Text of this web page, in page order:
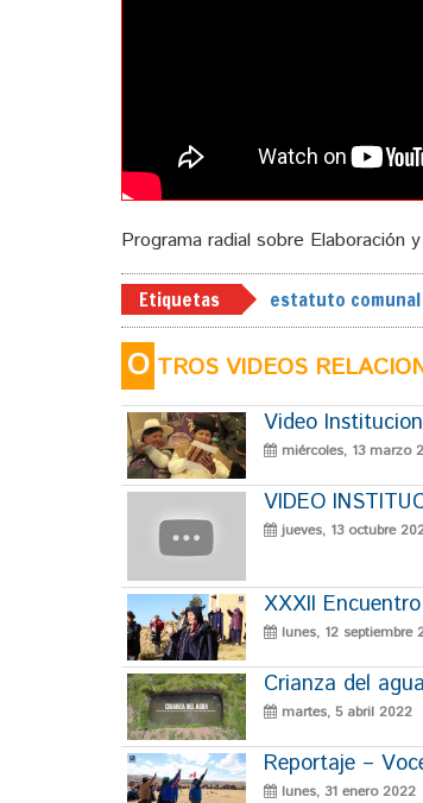
Programa radial sobre Elaboración
Etiquetas estatuto comunal
O TROS VIDEOS
Video
miércoles, 13 marzo
VIDEO
jueves, 13 octubre
XXXII
lunes, 12 septiembre
Crianza del
martes, 5 abril 2022
Reportaje –
lunes, 31 enero 2022